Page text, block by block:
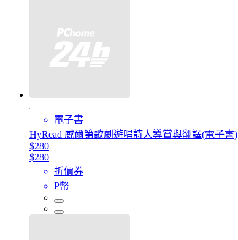
電子書
HyRead 威爾第歌劇遊唱詩人導賞與翻譯(電子書)
$280
$280
折價券
P幣